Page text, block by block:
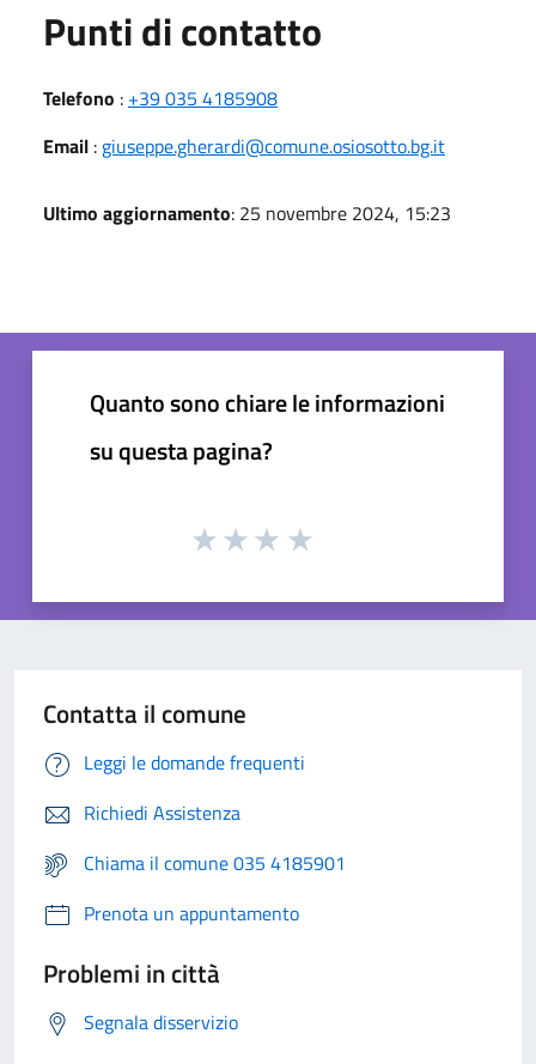
Punti di contatto
Telefono : +39 035 4185908
Email : giuseppe.gherardi@comune.osiosotto.bg.it
Ultimo aggiornamento: 25 novembre 2024, 15:23
Quanto sono chiare le informazioni
su questa pagina?
Contatta il comune
Leggi le domande frequenti
Richiedi Assistenza
Chiama il comune 035 4185901
Prenota un appuntamento
Problemi in città
Segnala disservizio